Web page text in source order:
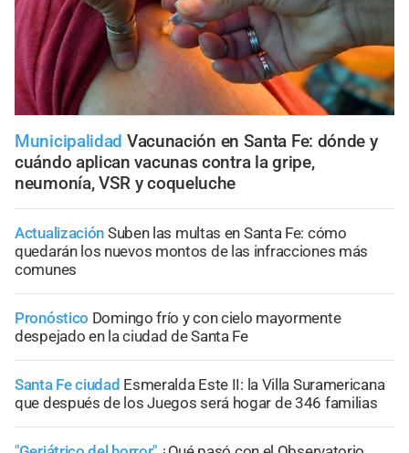
Municipalidad Vacunación en Santa Fe: dónde y
cuándo aplican vacunas contra la gripe,
neumonía, VSR y coqueluche
Actualización Suben las multas en Santa Fe: cómo
quedarán los nuevos montos de las infracciones más
comunes
Pronóstico Domingo frío y con cielo mayormente
despejado en la ciudad de Santa Fe
Santa Fe ciudad Esmeralda Este II: la Villa Suramericana
que después de los Juegos será hogar de 346 familias